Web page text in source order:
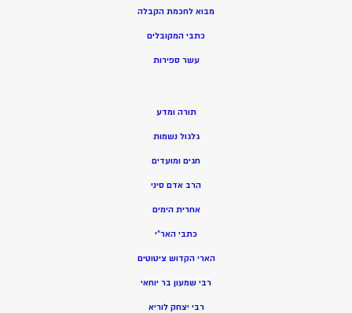
מבוא לחכמת הקבלה
כתבי המקובלים
עשר ספירות
תורה ומדע
גלגול נשמות
חגים ומועדים
הרב אדם סיני
אחרית הימים
כתבי האר”י
הארי הקדוש ציטוטים
רבי שמעון בר יוחאי
רבי יצחק לוריא